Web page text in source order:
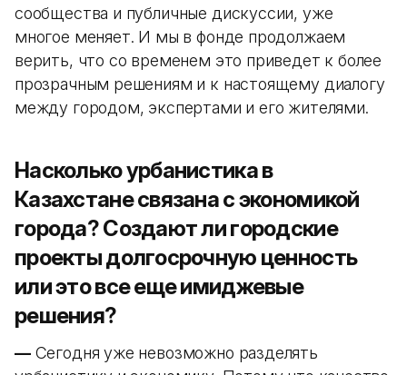
сообщества и публичные дискуссии, уже
многое меняет. И мы в фонде продолжаем
верить, что со временем это приведет к более
прозрачным решениям и к настоящему диалогу
между городом, экспертами и его жителями.
Насколько урбанистика в
Казахстане связана с экономикой
города? Создают ли городские
проекты долгосрочную ценность
или это все еще имиджевые
решения?
—Сегодня уже невозможно разделять